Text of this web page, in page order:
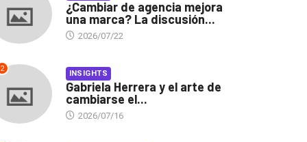
¿Cambiar de agencia mejora
una marca? La discusión...
2026/07/22
2 INSIGHTS
Gabriela Herrera y el arte de
cambiarse el...
2026/07/16